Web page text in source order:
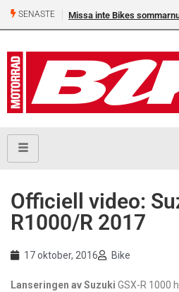
SENASTE Missa inte Bikes
Officiell video:
R1000/R 2017
17 oktober, 2016 Bike
Lanseringen av Suzuki GSX-R 1000